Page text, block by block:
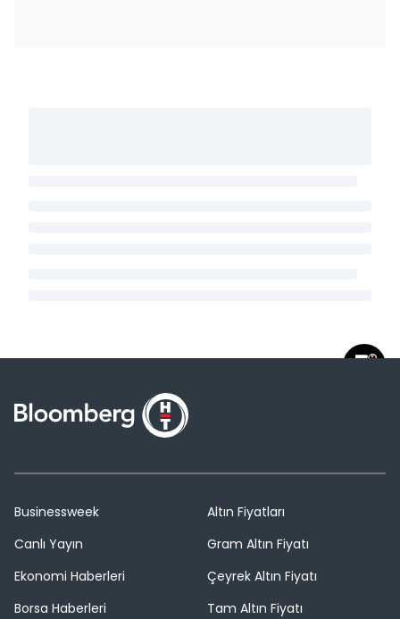
Businessweek
Canlı Yayın
Ekonomi Haberleri
Borsa Haberleri
Altın Fiyatları
Gram Altın Fiyatı
Çeyrek Altın Fiyatı
Tam Altın Fiyatı